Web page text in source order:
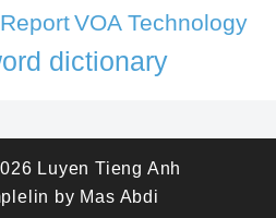
VOA Technology
dictionary
Luyen Tieng Anh
by Mas Abdi